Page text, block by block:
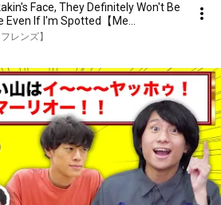
Face, They Definitely Won't Be
If I'm Spotted【Me...
レンズ】